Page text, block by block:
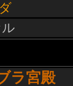
ラ宮殿